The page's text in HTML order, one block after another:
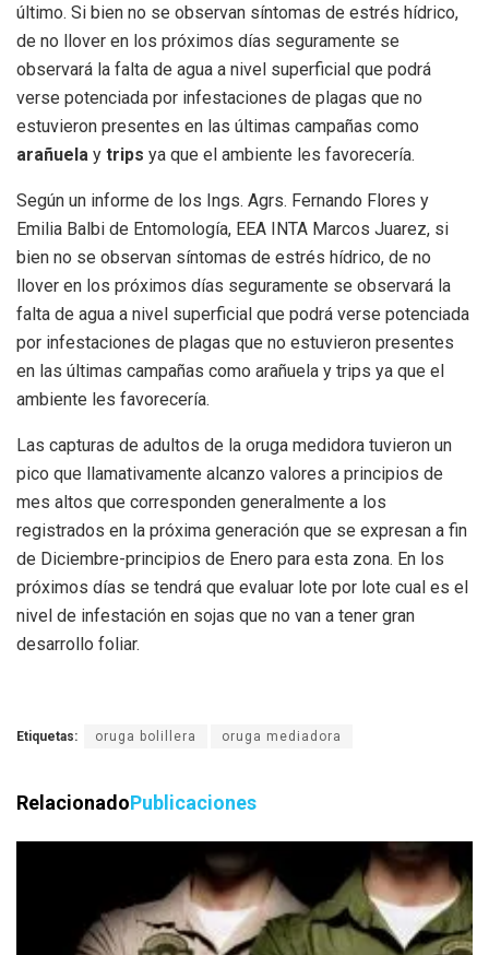
último. Si bien no se observan síntomas de estrés hídrico,
de no llover en los próximos días seguramente se
observará la falta de agua a nivel superficial que podrá
verse potenciada por infestaciones de plagas que no
estuvieron presentes en las últimas campañas como
arañuela y trips ya que el ambiente les favorecería.
Según un informe de los Ings. Agrs. Fernando Flores y
Emilia Balbi de Entomología, EEA INTA Marcos Juarez, si
bien no se observan síntomas de estrés hídrico, de no
llover en los próximos días seguramente se observará la
falta de agua a nivel superficial que podrá verse potenciada
por infestaciones de plagas que no estuvieron presentes
en las últimas campañas como arañuela y trips ya que el
ambiente les favorecería.
Las capturas de adultos de la oruga medidora tuvieron un
pico que llamativamente alcanzo valores a principios de
mes altos que corresponden generalmente a los
registrados en la próxima generación que se expresan a fin
de Diciembre-principios de Enero para esta zona. En los
próximos días se tendrá que evaluar lote por lote cual es el
nivel de infestación en sojas que no van a tener gran
desarrollo foliar.
Etiquetas: oruga bolillera oruga mediadora
RelacionadoPublicaciones